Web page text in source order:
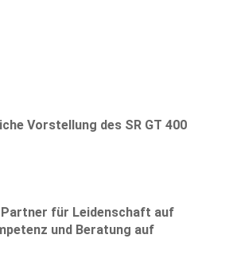
Vorstellung des SR GT 400
für Leidenschaft auf
und Beratung auf